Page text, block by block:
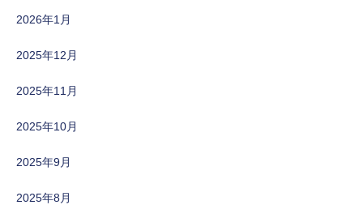
2026年1月
2025年12月
2025年11月
2025年10月
2025年9月
2025年8月